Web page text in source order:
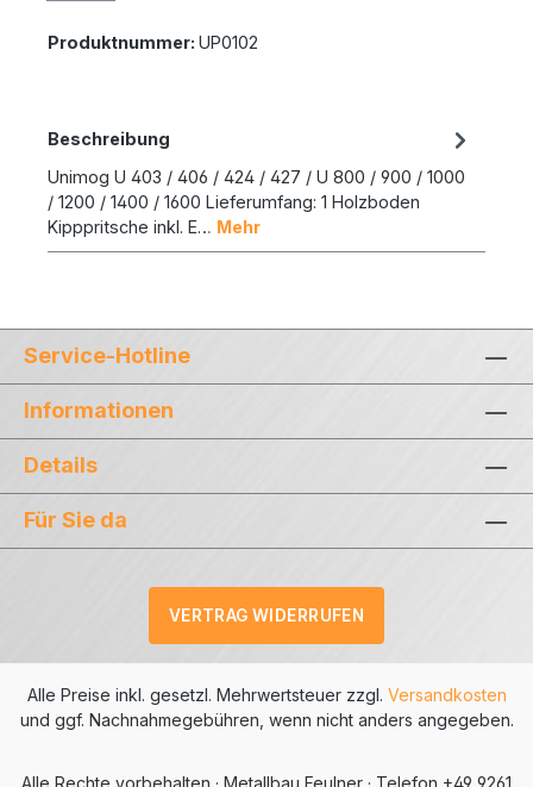
Produktnummer: UP0102
Beschreibung
Unimog U 403 / 406 / 424 / 427 / U 800 / 900 / 1000
/ 1200 / 1400 / 1600 Lieferumfang: 1 Holzboden
Kipppritsche inkl. E… Mehr
Service-Hotline
Informationen
Details
Für Sie da
VERTRAG WIDERRUFEN
Alle Preise inkl. gesetzl. Mehrwertsteuer zzgl. Versandkosten
und ggf. Nachnahmegebühren, wenn nicht anders angegeben.